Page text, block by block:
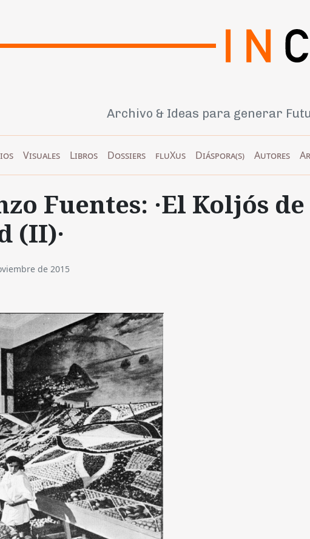
Archivo & Ideas para generar
Visuales Libros Dossiers fluXus Diáspora(s) Autores
Fuentes: ·El Koljós de
(II)·
de 2015